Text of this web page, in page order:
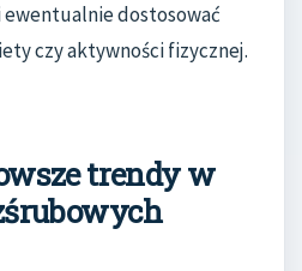
dostosować
czy aktywności fizycznej.
trendy w